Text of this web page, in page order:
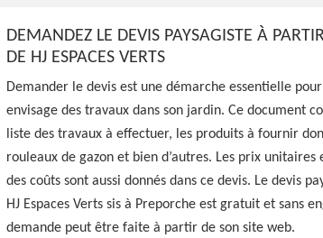
DEMANDEZ LE DEVIS PAYSAGISTE À
DE HJ ESPACES VERTS
Demander le devis est une démarche essentielle
envisage des travaux dans son jardin. Ce document
liste des travaux à effectuer, les produits à fournir
rouleaux de gazon et bien d’autres. Les prix unitaires
des coûts sont aussi donnés dans ce devis. Le devis
HJ Espaces Verts sis à Preporche est gratuit et sans
demande peut être faite à partir de son site web.